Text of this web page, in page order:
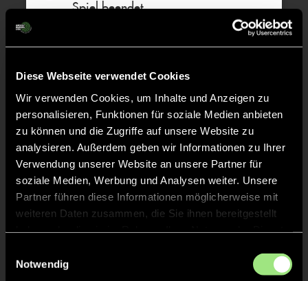
Diese Webseite verwendet Cookies
Wir verwenden Cookies, um Inhalte und Anzeigen zu
personalisieren, Funktionen für soziale Medien anbieten
zu können und die Zugriffe auf unsere Website zu
analysieren. Außerdem geben wir Informationen zu Ihrer
Verwendung unserer Website an unsere Partner für
soziale Medien, Werbung und Analysen weiter. Unsere
Partner führen diese Informationen möglicherweise mit
weiteren Daten zusammen, die Sie ihnen bereitgestellt
Notwendig
Spiel beendet
52' TOR 2:2, KURZE ECKE - TOR
46' TOR 2:1, FELDTOR
16' TOR 1:1, FELDTOR
15' GELBE KARTE